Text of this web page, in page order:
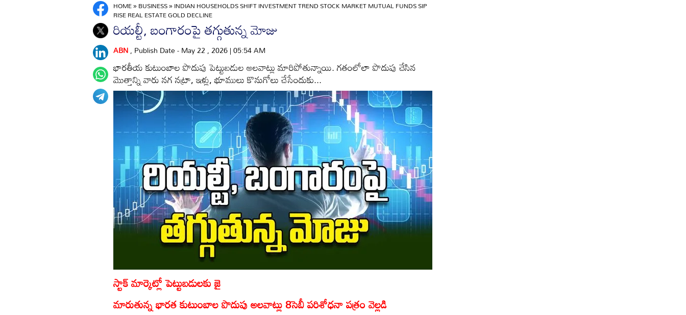
HOME»BUSINESS»INDIAN HOUSEHOLDS SHIFT INVESTMENT TREND STOCK MARKET MUTUAL FUNDS SIP
RISE REAL ESTATE GOLD DECLINE
రియల్టీ, బంగారంపై తగ్గుతున్న మోజు
ABN, Publish Date - May 22 , 2026 | 05:54 AM
భారతీయ కుటుంబాల పొదుపు పెట్టుబడుల అలవాట్లు మారిపోతున్నాయి. గతంలోలా పొదుపు చేసిన
మొత్తాన్ని వారు నగ నట్రా, ఇళ్లు, భూములు కొనుగోలు చేసేందుకు...
స్టాక్‌ మార్కెట్లో పెట్టుబడులకు జై
మారుతున్న భారత కుటుంబాల పొదుపు అలవాట్లు 8సెబీ పరిశోధనా పత్రం వెల్లడి